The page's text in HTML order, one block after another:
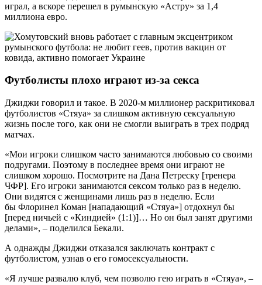
играл, а вскоре перешел в румынскую «Астру» за 1,4
миллиона евро.
Футболисты плохо играют из-за секса
Джиджи говорил и такое. В 2020-м миллионер раскритиковал
футболистов «Стяуа» за слишком активную сексуальную
жизнь после того, как они не смогли выиграть в трех подряд
матчах.
«Мои игроки слишком часто занимаются любовью со своими
подругами. Поэтому в последнее время они играют не
слишком хорошо. Посмотрите на Дана Петреску [тренера
ЧФР]. Его игроки занимаются сексом только раз в неделю.
Они видятся с женщинами лишь раз в неделю. Если
бы Флоринел Коман [нападающий «Стяуа»] отдохнул бы
[перед ничьей с «Киндией» (1:1)]… Но он был занят другими
делами», – поделился Бекали.
А однажды Джиджи отказался заключать контракт с
футболистом, узнав о его гомосексуальности.
«Я лучше развалю клуб, чем позволю гею играть в «Стяуа», –